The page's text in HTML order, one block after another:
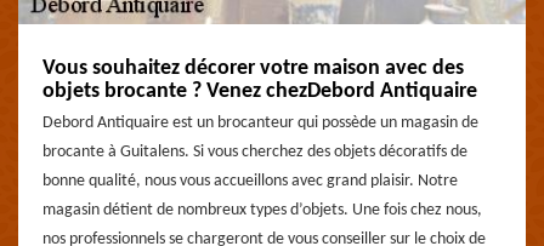
Vous souhaitez décorer votre maison avec des
objets brocante ? Venez chezDebord Antiquaire
Debord Antiquaire est un brocanteur qui possède un magasin de
brocante à Guitalens. Si vous cherchez des objets décoratifs de
bonne qualité, nous vous accueillons avec grand plaisir. Notre
magasin détient de nombreux types d’objets. Une fois chez nous,
nos professionnels se chargeront de vous conseiller sur le choix de